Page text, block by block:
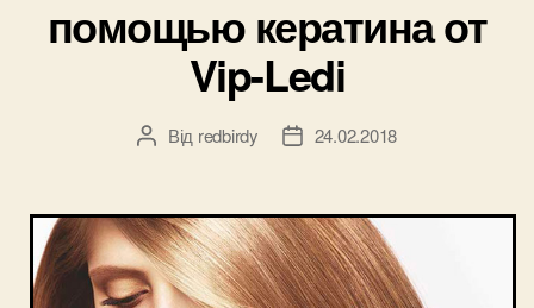
помощью кератина от
Vip-Ledi
Автор
Від redbirdy
Дата24.02.2018